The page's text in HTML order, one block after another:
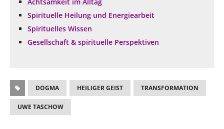
Spirituelle Heilung und Energiearbeit
Spirituelles Wissen
Gesellschaft & spirituelle Perspektiven
DOGMA HEILIGER GEIST TRANSFORMATION
UWE TASCHOW